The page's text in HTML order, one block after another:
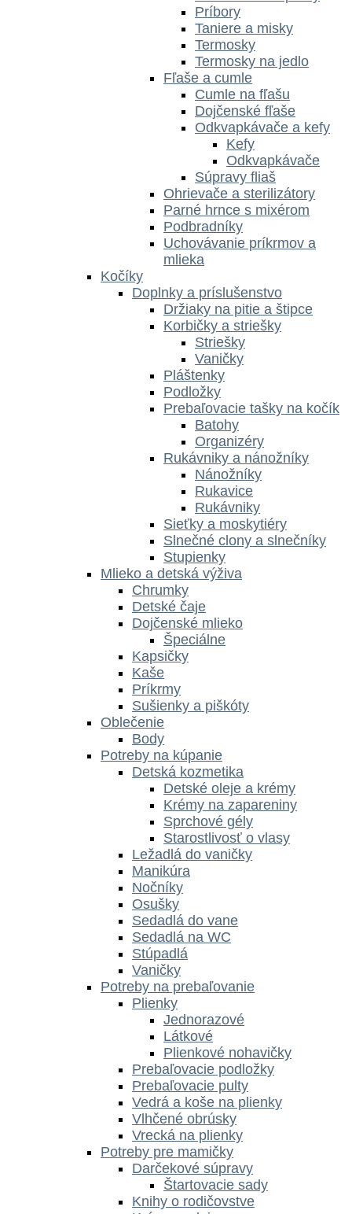
Príbory
Taniere a misky
Termosky
Termosky na jedlo
Fľaše a cumle
Cumle na fľašu
Dojčenské fľaše
Odkvapkávače a kefy
Kefy
Odkvapkávače
Súpravy fliaš
Ohrievače a sterilizátory
Parné hrnce s mixérom
Podbradníky
Uchovávanie príkrmov a
mlieka
Kočíky
Doplnky a príslušenstvo
Držiaky na pitie a štipce
Korbičky a striešky
Striešky
Vaničky
Pláštenky
Podložky
Prebaľovacie tašky na kočík
Batohy
Organizéry
Rukávniky a nánožníky
Nánožníky
Rukavice
Rukávniky
Sieťky a moskytiéry
Slnečné clony a slnečníky
Stupienky
Mlieko a detská výživa
Chrumky
Detské čaje
Dojčenské mlieko
Špeciálne
Kapsičky
Kaše
Príkrmy
Sušienky a piškóty
Oblečenie
Body
Potreby na kúpanie
Detská kozmetika
Detské oleje a krémy
Krémy na zapareniny
Sprchové gély
Starostlivosť o vlasy
Ležadlá do vaničky
Manikúra
Nočníky
Osušky
Sedadlá do vane
Sedadlá na WC
Stúpadlá
Vaničky
Potreby na prebaľovanie
Plienky
Jednorazové
Látkové
Plienkové nohavičky
Prebaľovacie podložky
Prebaľovacie pulty
Vedrá a koše na plienky
Vlhčené obrúsky
Vrecká na plienky
Potreby pre mamičky
Darčekové súpravy
Štartovacie sady
Knihy o rodičovstve